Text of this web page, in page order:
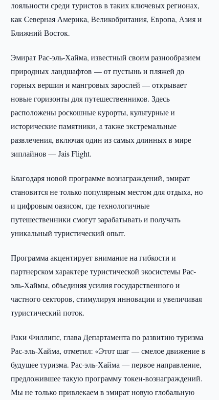
лояльности среди туристов в таких ключевых регионах,
как Северная Америка, Великобритания, Европа, Азия и
Ближний Восток.
Эмират Рас-эль-Хайма, известный своим разнообразием
природных ландшафтов — от пустынь и пляжей до
горных вершин и мангровых зарослей — открывает
новые горизонты для путешественников. Здесь
расположены роскошные курорты, культурные и
исторические памятники, а также экстремальные
развлечения, включая один из самых длинных в мире
зиплайнов — Jais Flight.
Благодаря новой программе вознаграждений, эмират
становится не только популярным местом для отдыха, но
и цифровым оазисом, где технологичные
путешественники смогут зарабатывать и получать
уникальный туристический опыт.
Программа акцентирует внимание на гибкости и
партнерском характере туристической экосистемы Рас-
эль-Хаймы, объединяя усилия государственного и
частного секторов, стимулируя инновации и увеличивая
туристический поток.
Раки Филлипс, глава Департамента по развитию туризма
Рас-эль-Хайма, отметил: «Этот шаг — смелое движение в
будущее туризма. Рас-эль-Хайма — первое направление,
предложившее такую программу токен-вознаграждений.
Мы не только привлекаем в эмират новую глобальную